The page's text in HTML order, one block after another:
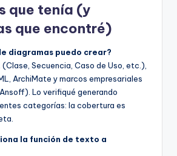
que tenía (y
que encontré)
diagramas puedo crear?
Secuencia, Caso de Uso, etc.),
ArchiMate y marcos empresariales
Lo verifiqué generando
categorías: la cobertura es
la función de texto a